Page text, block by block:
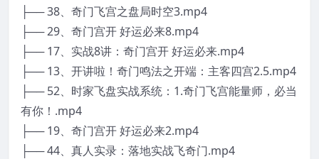
├── 38、奇门飞宫之盘局时空3.mp4
├── 29、奇门宫开 好运必来8.mp4
├── 17、实战8讲：奇门宫开 好运必来.mp4
├── 13、开讲啦！奇门鸣法之开端：主客四宫2.5.mp4
├── 52、时家飞盘实战系统：1.奇门飞宫能量师，必当
有你！.mp4
├── 19、奇门宫开 好运必来2.mp4
├── 44、真人实录：落地实战飞奇门.mp4